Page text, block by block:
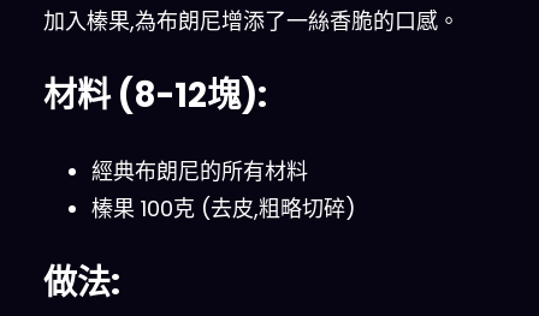
加入榛果,為布朗尼增添了一絲香脆的口感。
材料 (8-12塊):
經典布朗尼的所有材料
榛果 100克 (去皮,粗略切碎)
做法: